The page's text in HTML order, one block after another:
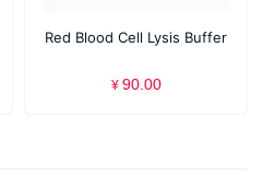
Red Blood Cell Lysis Buffer
¥ 90.00